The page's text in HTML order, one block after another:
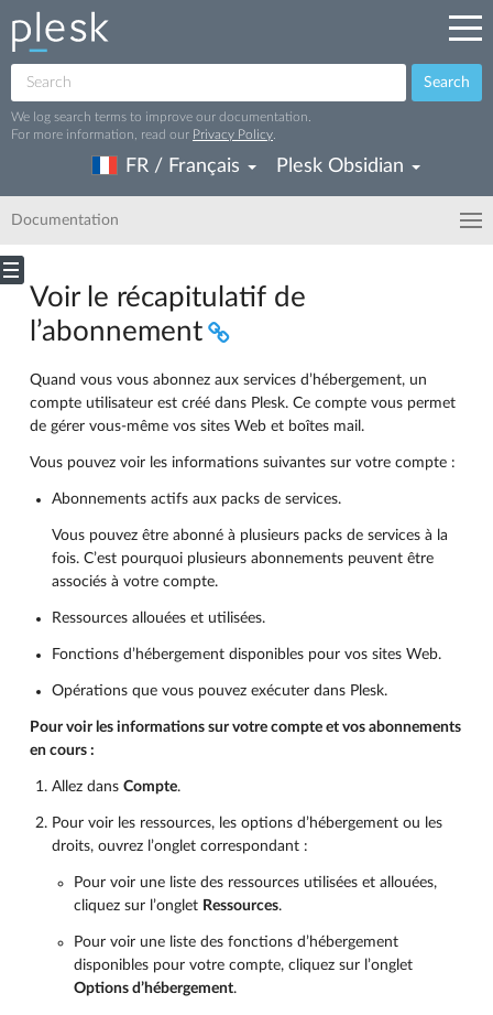
Search
We log search terms to improve our documentation.
For more information, read our Privacy Policy
FR / Français Plesk Obsidian
Documentation
Voir le récapitulatif de
l’abonnement
Quand vous vous abonnez aux services d’hébergement, un
compte utilisateur est créé dans Plesk. Ce compte vous permet
de gérer vous-même vos sites Web et boîtes mail.
Vous pouvez voir les informations suivantes sur votre compte :
Abonnements actifs aux packs de services.
Vous pouvez être abonné à plusieurs packs de services à la
fois. C’est pourquoi plusieurs abonnements peuvent être
associés à votre compte.
Ressources allouées et utilisées.
Fonctions d’hébergement disponibles pour vos sites Web.
Opérations que vous pouvez exécuter dans Plesk.
Pour voir les informations sur votre compte et vos abonnements
en cours :
Allez dans Compte.
Pour voir les ressources, les options d’hébergement ou les
droits, ouvrez l’onglet correspondant :
Pour voir une liste des ressources utilisées et allouées,
cliquez sur l’onglet Ressources.
Pour voir une liste des fonctions d’hébergement
disponibles pour votre compte, cliquez sur l’onglet
Options d’hébergement.